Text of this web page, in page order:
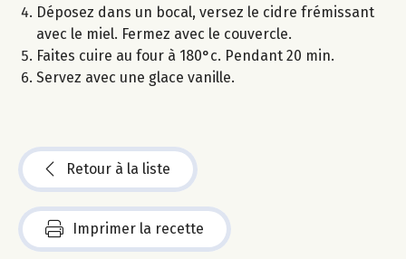
Déposez dans un bocal, versez le cidre frémissant
avec le miel. Fermez avec le couvercle.
Faites cuire au four à 180°c. Pendant 20 min.
Servez avec une glace vanille.
Retour à la liste
Imprimer la recette